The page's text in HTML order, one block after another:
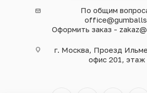
По общим
Оформить заказ -
г. Москва, Проезд
офис 201, этаж